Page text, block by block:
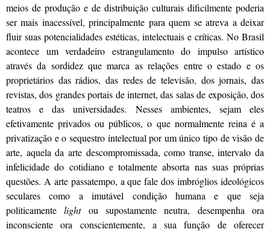
meios de produção e de distribuição culturais dificilmente poderia
ser mais inacessível, principalmente para quem se atreva a deixar
fluir suas potencialidades estéticas, intelectuais e críticas. No Brasil
acontece um verdadeiro estrangulamento do impulso artístico
através da sordidez que marca as relações entre o estado e os
proprietários das rádios, das redes de televisão, dos jornais, das
revistas, dos grandes portais de internet, das salas de exposição, dos
teatros e das universidades. Nesses ambientes, sejam eles
efetivamente privados ou públicos, o que normalmente reina é a
privatização e o sequestro intelectual por um único tipo de visão de
arte, aquela da arte descompromissada, como transe, intervalo da
infelicidade do cotidiano e totalmente absorta nas suas próprias
questões. A arte passatempo, a que fale dos imbróglios ideológicos
seculares como a imutável condição humana e que seja
politicamentelightou supostamente neutra, desempenha ora
inconsciente ora conscientemente, a sua função de oferecer